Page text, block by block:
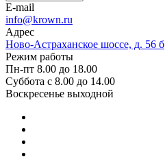
E-mail
info@krown.ru
Адрес
Ново-Астраханское шоссе, д. 56 б
Режим работы
Пн-пт 8.00 до 18.00
Суббота с 8.00 до 14.00
Воскресенье выходной